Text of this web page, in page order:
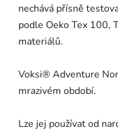
nechává přísně
podle Oeko Tex 100,
materiálů.
Voksi® Adventure
mrazivém období.
Lze jej používat od